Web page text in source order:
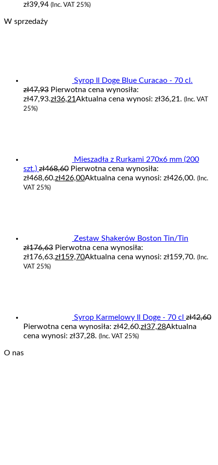
zł39,94 (Inc. VAT 25%)
W sprzedaży
Syrop Il Doge Blue Curacao - 70 cl.
zł47,93 Pierwotna cena wynosiła:
zł47,93.zł36,21 Aktualna cena wynosi: zł36,21. (Inc. VAT
25%)
Mieszadła z Rurkami 270x6 mm (200
szt.) zł468,60 Pierwotna cena wynosiła:
zł468,60.zł426,00Aktualna cena wynosi: zł426,00. (Inc.
VAT 25%)
Zestaw Shakerów Boston Tin/Tin
zł176,63 Pierwotna cena wynosiła:
zł176,63.zł159,70Aktualna cena wynosi: zł159,70. (Inc.
VAT 25%)
Syrop Karmelowy Il Doge - 70 cl zł42,60
Pierwotna cena wynosiła: zł42,60.zł37,28Aktualna
cena wynosi: zł37,28. (Inc. VAT 25%)
O nas